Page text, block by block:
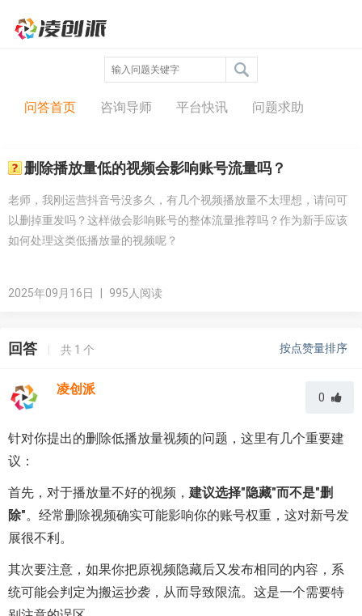
问答中心
问答首页 咨询导师 平台快讯 问题求助
删除播放量低的视频会影响账号流量吗？
老师，我刚运营抖音号没多久，有几个视频播放量不太理想，请问可
以删掉重发吗？这样做会影响账号的整体流量推荐吗？作为新手应该
如何处理这类低播放量的视频呢？
2025年09月16日 995人阅读
回答 | 共 1 个 按点赞量排序
凌创派
0
针对你提出的删除低播放量视频的问题，这里有几个重要建
议：
首先，对于播放量不好的视频， 建议选择"隐藏"而不是"删
除"。经常删除视频确实可能影响你的账号权重，这对新号发
展很不利。
其次要注意，如果你把原视频隐藏后又发布相同的内容，系
统可能会判定为搬运抄袭，从而导致限流。这是一个需要特